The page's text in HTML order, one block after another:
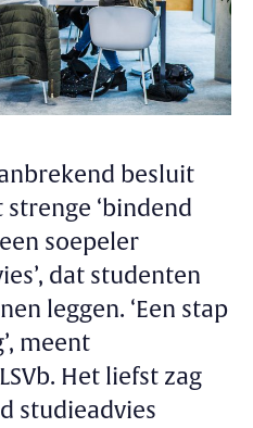
besluit
‘bindend
soepeler
dat studenten
leggen. ‘Een stap
meent
Het liefst zag
studieadvies